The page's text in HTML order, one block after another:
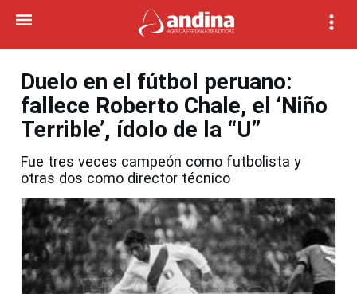
Duelo en el fútbol peruano:
fallece Roberto Chale, el ‘Niño
Terrible’, ídolo de la “U”
Fue tres veces campeón como futbolista y
otras dos como director técnico